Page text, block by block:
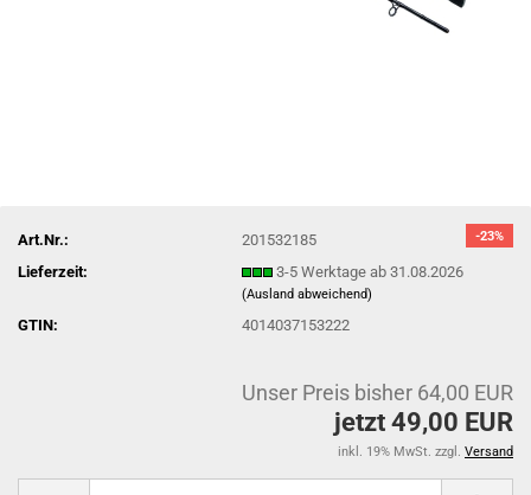
-23%
Art.Nr.:
201532185
Lieferzeit:
3-5 Werktage ab 31.08.2026
(Ausland abweichend)
GTIN: 4014037153222
Unser Preis bisher 64,00 EUR
jetzt 49,00 EUR
inkl. 19% MwSt. zzgl. Versand